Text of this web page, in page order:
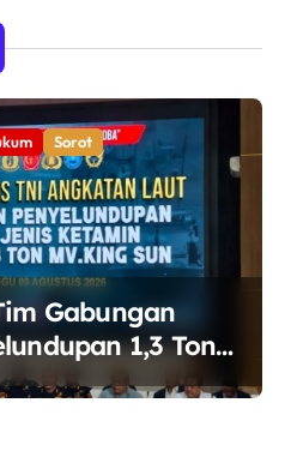
Sorot
Gabungan
1,3 Ton
Bintan